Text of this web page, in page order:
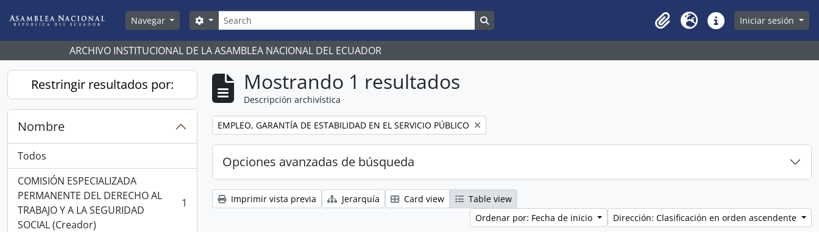
Navegar
Búsqueda
Search options
Clipboard
Idioma Enlaces rápidos
Iniciar sesión
ARCHIVO INSTITUCIONAL DE LA ASAMBLEA NACIONAL DEL ECUADOR
Restringir resultados por:
Nombre
Todos
COMISIÓN ESPECIALIZADA
PERMANENTE DEL DERECHO AL
TRABAJO Y A LA SEGURIDAD
SOCIAL (Creador)
, 1 resultados 1
Mostrando 1 resultados
Descripción archivística
Remove filter:
EMPLEO, GARANTÍA DE ESTABILIDAD EN EL SERVICIO PÚBLICO
Opciones avanzadas de búsqueda
Imprimir vista previa Jerarquía Card view
Table view
Ordenar por: Fecha de inicio
Dirección: Clasificación en orden ascendente